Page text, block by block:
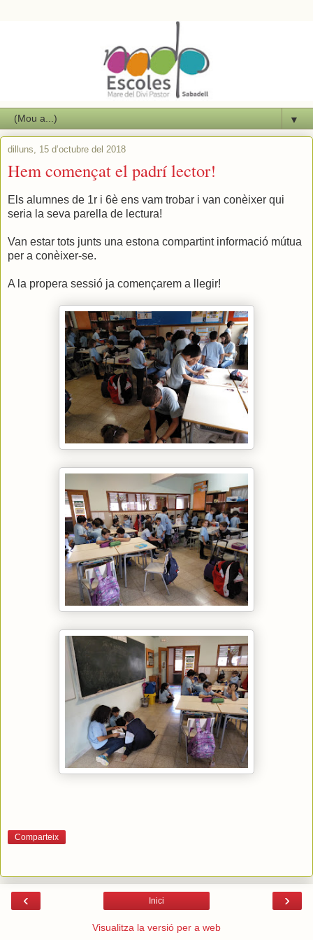
▼
dilluns, 15 d’octubre del 2018
Hem començat el padrí lector!
Els alumnes de 1r i 6è ens vam trobar i van conèixer qui
seria la seva parella de lectura!
Van estar tots junts una estona compartint informació mútua
per a conèixer-se.
A la propera sessió ja començarem a llegir!
Comparteix
‹ ›
Inici
Visualitza la versió per a web